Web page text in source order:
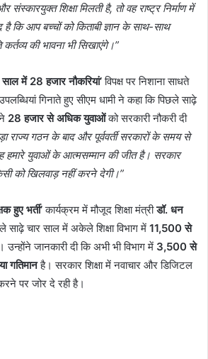
संस्कारयुक्त शिक्षा मिलती है, तो वह राष्ट्र निर्माण में
है कि आप बच्चों को किताबी ज्ञान के साथ-साथ
की भावना भी सिखाएंगे।”
में 28 हजार नौकरियां’विपक्ष पर निशाना साधते
गिनाते हुए सीएम धामी ने कहा कि पिछले साढ़े
28 हजार से अधिक युवाओंको सरकारी नौकरी दी
राज्य गठन के बाद और पूर्ववर्ती सरकारों के समय से
हमारे युवाओं के आत्मसम्मान की जीत है। सरकार
को खिलवाड़ नहीं करने देगी।”
हुए भर्ती’कार्यक्रम में मौजूद शिक्षा मंत्रीडॉ. धन
साढ़े चार साल में अकेले शिक्षा विभाग में 11,500 से
जानकारी दी कि अभी भी विभाग में 3,500 से
गतिमानहै। सरकार शिक्षा में नवाचार और डिजिटल
पर जोर दे रही है।